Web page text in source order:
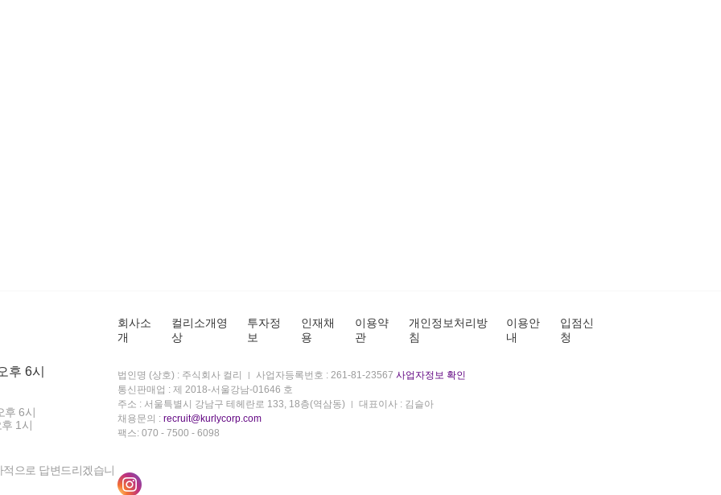
후 6시
후 6시
1시
으로 답변드리겠습니
회사소
개
컬리소개영
상
투자정
보
인재채
용
이용약
관
개인정보처리방
침
이용안
내
입점신
청
법인명 (상호) : 주식회사 컬리 사업자등록번호 : 261-81-23567 사업자정보 확인
통신판매업 : 제 2018-서울강남-01646 호
주소 : 서울특별시 강남구 테헤란로 133, 18층(역삼동)
대표이사 : 김슬아
채용문의 : recruit@kurlycorp.com
팩스: 070 - 7500 - 6098